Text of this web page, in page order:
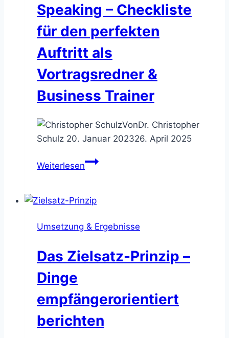
peppst
B2B
Vorträge
Speaking – Checkliste
für den perfekten
Auftritt als
Vortragsredner &
Business Trainer
VonDr. Christopher
Schulz 20. Januar 202326. April 2025
WeiterlesenSpeaking
für
perfekten
als
Business
Umsetzung & Ergebnisse
Das Zielsatz-Prinzip –
Dinge
empfängerorientiert
berichten